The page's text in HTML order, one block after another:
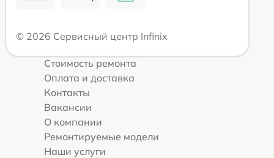
© 2026 Сервисный центр Infinix
Стоимость ремонта
Оплата и доставка
Контакты
Вакансии
О компании
Ремонтируемые модели
Наши услуги